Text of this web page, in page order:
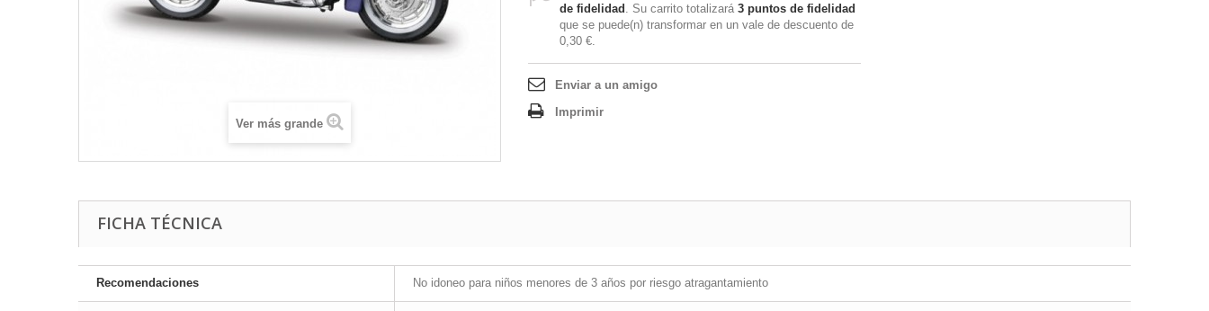
Ver más grande
de fidelidad
. Su carrito totalizará 3 puntos de fidelidad
que se puede(n) transformar en un vale de descuento de
0,30 €
Enviar a un amigo
Imprimir
FICHA TÉCNICA
Recomendaciones No idoneo para niños menores de 3 años por riesgo atragantamiento